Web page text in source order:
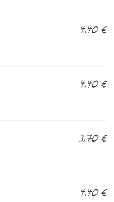
4,40 €
4,40 €
3,70 €
4,40 €